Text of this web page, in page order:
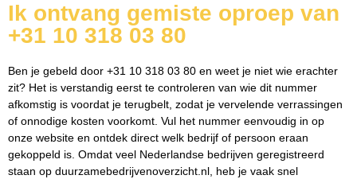
Ik ontvang gemiste oproep van
+31 10 318 03 80
Ben je gebeld door +31 10 318 03 80 en weet je niet wie erachter
zit? Het is verstandig eerst te controleren van wie dit nummer
afkomstig is voordat je terugbelt, zodat je vervelende verrassingen
of onnodige kosten voorkomt. Vul het nummer eenvoudig in op
onze website en ontdek direct welk bedrijf of persoon eraan
gekoppeld is. Omdat veel Nederlandse bedrijven geregistreerd
staan op duurzamebedrijvenoverzicht.nl, heb je vaak snel